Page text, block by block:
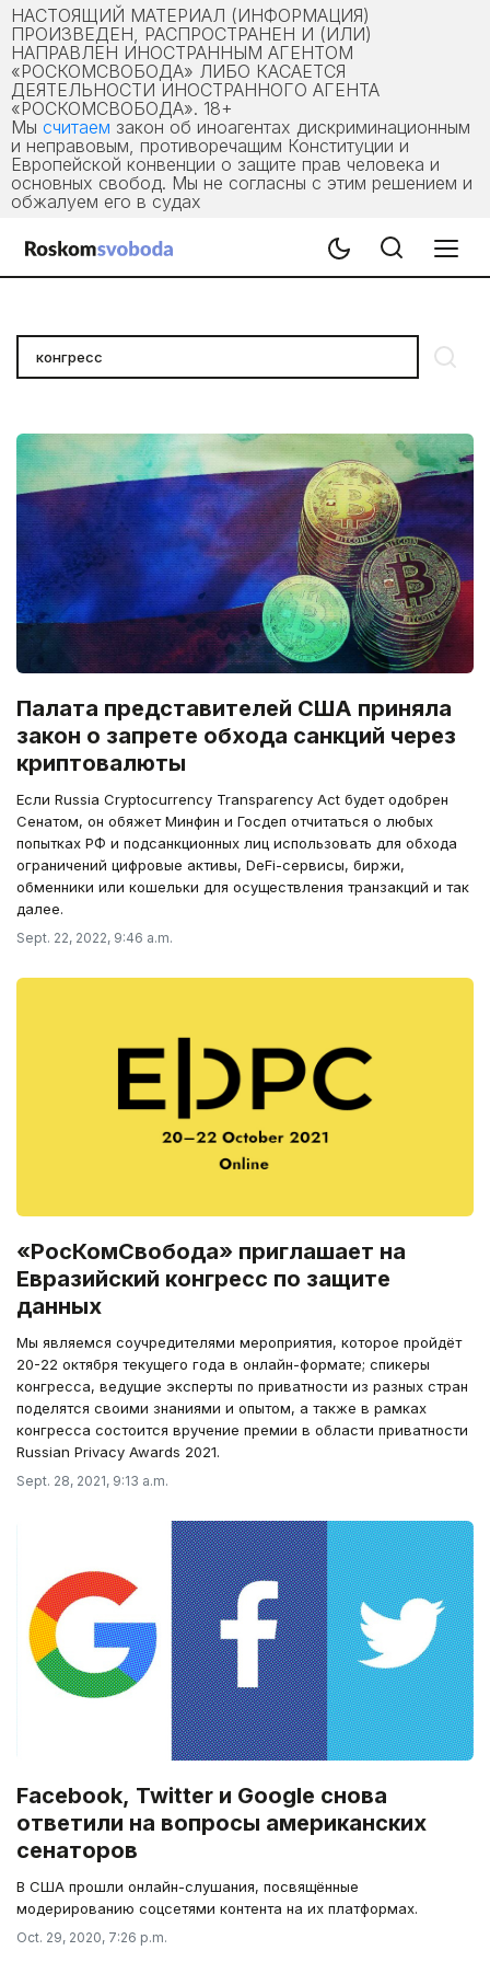
НАСТОЯЩИЙ МАТЕРИАЛ (ИНФОРМАЦИЯ)
ПРОИЗВЕДЕН, РАСПРОСТРАНЕН И (ИЛИ)
НАПРАВЛЕН ИНОСТРАННЫМ АГЕНТОМ
«РОСКОМСВОБОДА» ЛИБО КАСАЕТСЯ
ДЕЯТЕЛЬНОСТИ ИНОСТРАННОГО АГЕНТА
«РОСКОМСВОБОДА». 18+
Мы считаем закон об иноагентах дискриминационным
и неправовым, противоречащим Конституции и
Европейской конвенции о защите прав человека и
основных свобод. Мы не согласны с этим решением и
обжалуем его в судах
Палата представителей США приняла
закон о запрете обхода санкций через
криптовалюты
Если Russia Cryptocurrency Transparency Act будет одобрен
Сенатом, он обяжет Минфин и Госдеп отчитаться о любых
попытках РФ и подсанкционных лиц использовать для обхода
ограничений цифровые активы, DeFi-сервисы, биржи,
обменники или кошельки для осуществления транзакций и так
далее.
Sept. 22, 2022, 9:46 a.m.
«РосКомСвобода» приглашает на
Евразийский конгресс по защите
данных
Мы являемся соучредителями мероприятия, которое пройдёт
20-22 октября текущего года в онлайн-формате; спикеры
конгресса, ведущие эксперты по приватности из разных стран
поделятся своими знаниями и опытом, а также в рамках
конгресса состоится вручение премии в области приватности
Russian Privacy Awards 2021.
Sept. 28, 2021, 9:13 a.m.
Facebook, Twitter и Google снова
ответили на вопросы американских
сенаторов
В США прошли онлайн-слушания, посвящённые
модерированию соцсетями контента на их платформах.
Oct. 29, 2020, 7:26 p.m.